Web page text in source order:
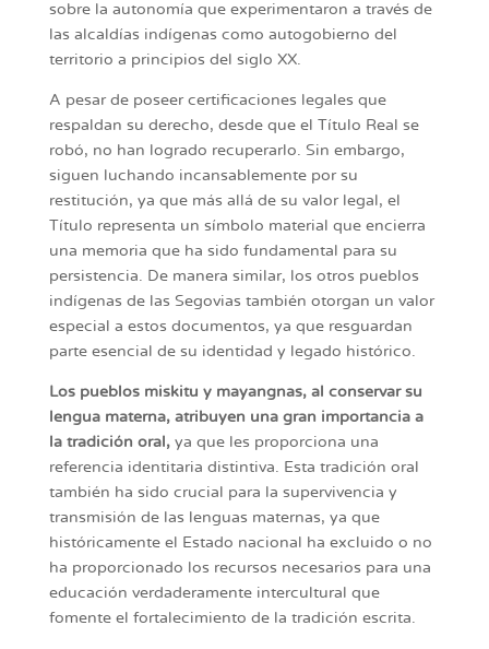
sobre la autonomía que experimentaron a través de
las alcaldías indígenas como autogobierno del
territorio a principios del siglo XX.
A pesar de poseer certificaciones legales que
respaldan su derecho, desde que el Título Real se
robó, no han logrado recuperarlo. Sin embargo,
siguen luchando incansablemente por su
restitución, ya que más allá de su valor legal, el
Título representa un símbolo material que encierra
una memoria que ha sido fundamental para su
persistencia. De manera similar, los otros pueblos
indígenas de las Segovias también otorgan un valor
especial a estos documentos, ya que resguardan
parte esencial de su identidad y legado histórico.
Los pueblos miskitu y mayangnas, al conservar su
lengua materna, atribuyen una gran importancia a
la tradición oral, ya que les proporciona una
referencia identitaria distintiva. Esta tradición oral
también ha sido crucial para la supervivencia y
transmisión de las lenguas maternas, ya que
históricamente el Estado nacional ha excluido o no
ha proporcionado los recursos necesarios para una
educación verdaderamente intercultural que
fomente el fortalecimiento de la tradición escrita.